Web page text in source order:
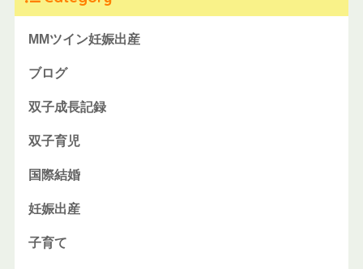
MMツイン妊娠出産
ブログ
双子成長記録
双子育児
国際結婚
妊娠出産
子育て